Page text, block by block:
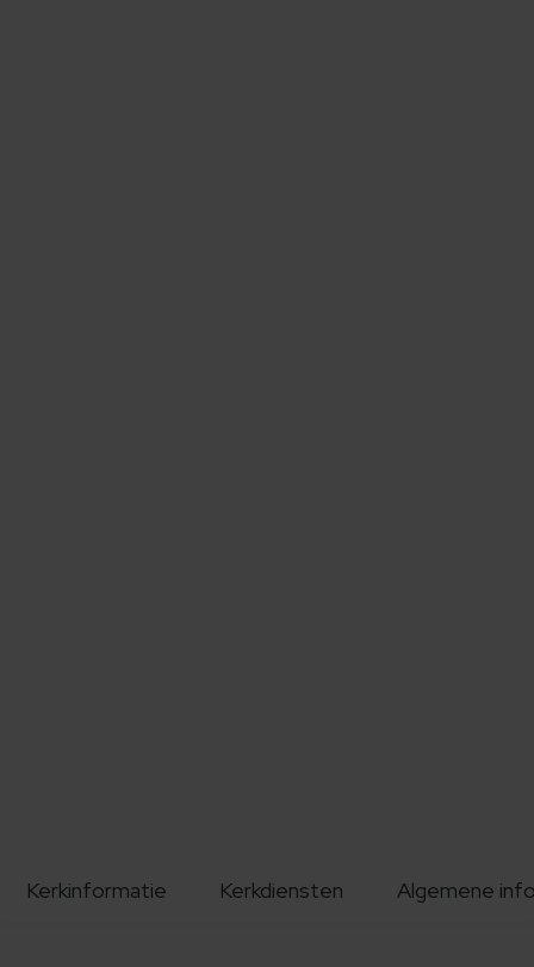
Kerkinformatie Kerkdiensten Algemene